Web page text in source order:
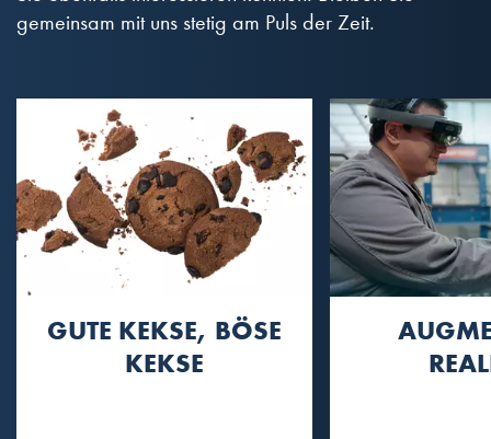
gemeinsam mit uns stetig am Puls der Zeit.
GUTE KEKSE, BÖSE
KEKSE